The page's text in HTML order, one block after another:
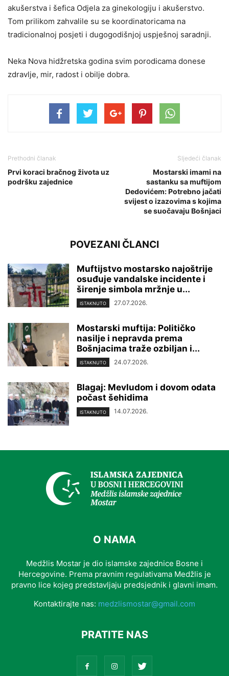
akušerstva i šefica Odjela za ginekologiju i akušerstvo.
Tom prilikom zahvalile su se koordinatoricama na
tradicionalnoj posjeti i dugogodišnjoj uspješnoj saradnji.
Neka Nova hidžretska godina svim porodicama donese
zdravlje, mir, radost i obilje dobra.
Prethodni članak
Prvi koraci bračnog života uz
podršku zajednice
Sljedeći članak
Mostarski imami na
sastanku sa muftijom
Dedovićem: Potrebno jačati
svijest o izazovima s kojima
se suočavaju Bošnjaci
POVEZANI ČLANCI
Muftijstvo mostarsko najoštrije
osuđuje vandalske incidente i
širenje simbola mržnje u...
ISTAKNUTO 27.07.2026.
Mostarski muftija: Političko
nasilje i nepravda prema
Bošnjacima traže ozbiljan i...
ISTAKNUTO 24.07.2026.
Blagaj: Mevludom i dovom odata
počast šehidima
ISTAKNUTO 14.07.2026.
O NAMA
Medžlis Mostar je dio islamske zajednice Bosne i
Hercegovine. Prema pravnim regulativama Medžlis je
pravno lice kojeg predstavljaju predsjednik i glavni imam.
Kontaktirajte nas: medzlismostar@gmail.com
PRATITE NAS